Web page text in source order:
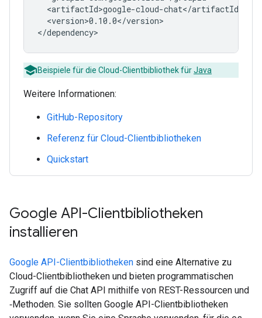
<version>0.10.0</version>
Beispiele für die Cloud-Clientbibliothek fürJava
Weitere Informationen:
GitHub-Repository
Referenz für Cloud-Clientbibliotheken
Quickstart
Google API-Clientbibliotheken
installieren
Google API-Clientbibliotheken sind eine Alternative zu
Cloud-Clientbibliotheken und bieten programmatischen
Zugriff auf die Chat API mithilfe von REST-Ressourcen und
‑Methoden. Sie sollten Google API-Clientbibliotheken